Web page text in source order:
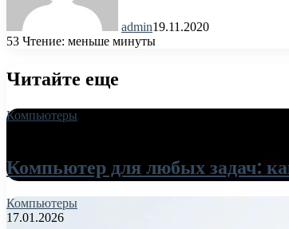
admin19.11.2020
53 Чтение: меньше минуты
Читайте еще
Компьютеры
Компьютер для любых задач:
Компьютеры
17.01.2026